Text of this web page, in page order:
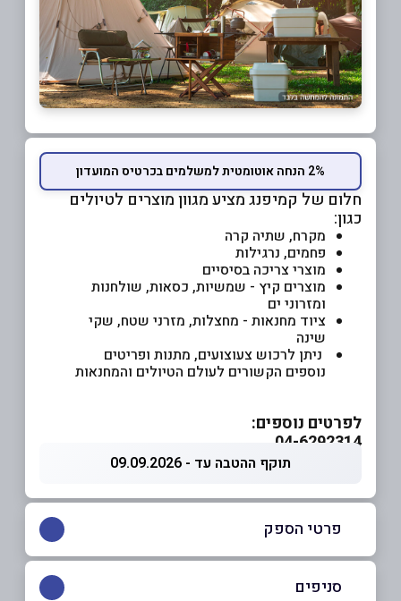
2% הנחה אוטומטית למשלמים בכרטיס המועדון
חלום של קמיפנג מציע מגוון מוצרים לטיולים
כגון:
מקרח, שתיה קרה
פחמים, נרגילות
מוצרי צריכה בסיסיים
מוצרים קיץ - שמשיות, כסאות, שולחנות
ומזרוני ים
ציוד מחנאות - מחצלות, מזרני שטח, שקי
שינה
ניתן לרכוש צעוצועים, מתנות ופריטים
נוספים הקשורים לעולם הטיולים והמחנאות
לפרטים נוספים:
04-6292314
תוקף ההטבה עד - 09.09.2026
פרטי הספק
סניפים